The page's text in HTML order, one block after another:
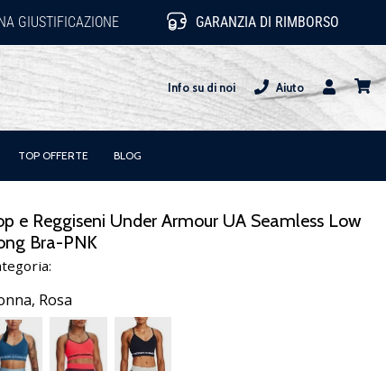
GIUSTIFICAZIONE GARANZIA DI RIMBORSO
Info su di noi
Aiuto
Utente
TOP OFFERTE BLOG
e Reggiseni Under Armour UA Seamless Low
Bra-PNK
Rosa